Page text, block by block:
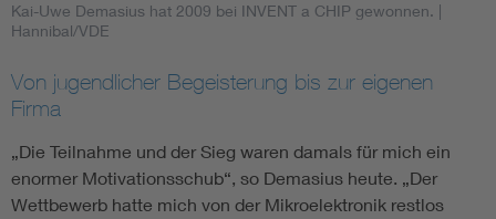
Kai-Uwe Demasius hat 2009 bei INVENT a CHIP gewonnen.
Hannibal/VDE
Von jugendlicher Begeisterung bis zur eigenen
Firma
„Die Teilnahme und der Sieg waren damals für mich ein
enormer Motivationsschub“, so Demasius heute. „Der
Wettbewerb hatte mich von der Mikroelektronik restlos